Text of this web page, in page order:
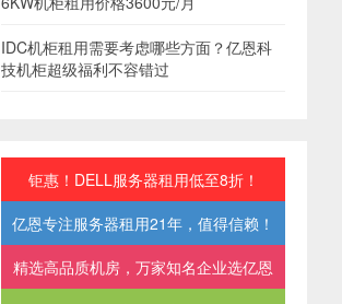
IDC机柜租用需要考虑哪些方面？亿恩科
技机柜超级福利不容错过
钜惠！DELL服务器租用低至8折！
亿恩专注服务器租用21年，值得信赖！
精选高品质机房，万家知名企业选亿恩